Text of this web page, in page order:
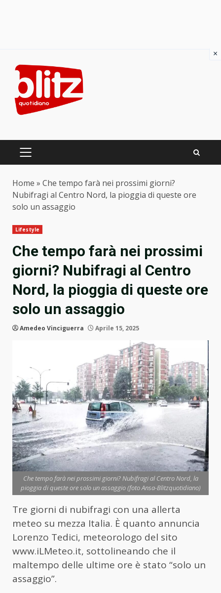
content
PRIMARY
Home » Che tempo farà nei prossimi giorni?
Nubifragi al Centro Nord, la pioggia di queste ore
solo un assaggio
Lifestyle
Che tempo farà nei prossimi
giorni? Nubifragi al Centro
Nord, la pioggia di queste ore
solo un assaggio
Amedeo Vinciguerra Aprile 15, 2025
Che tempo farà nei prossimi giorni? Nubifragi al Centro Nord, la
pioggia di queste ore solo un assaggio (foto Ansa-Blitzquotidiano)
Tre giorni di nubifragi con una allerta
meteo su mezza Italia. È quanto annuncia
Lorenzo Tedici, meteorologo del sito
www.iLMeteo.it, sottolineando che il
maltempo delle ultime ore è stato “solo un
assaggio”.
×